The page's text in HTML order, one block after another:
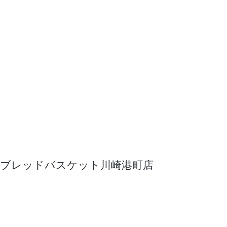
ブレッドバスケット川崎港町店